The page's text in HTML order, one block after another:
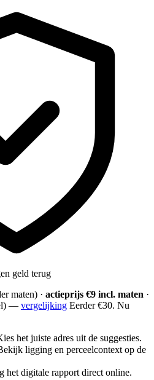
geld terug
maten) · actieprijs €9 incl. maten ·
— vergelijking Eerder €30. Nu
het juiste adres uit de suggesties.
ligging en perceelcontext op de
het digitale rapport direct online.